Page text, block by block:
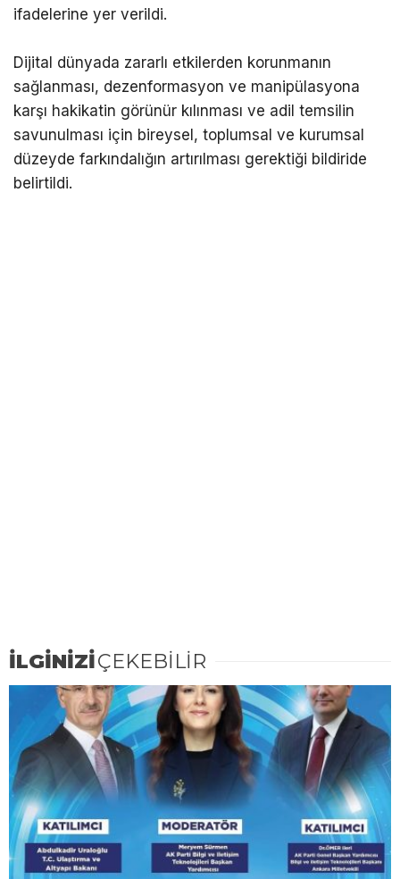
ifadelerine yer verildi.
Dijital dünyada zararlı etkilerden korunmanın
sağlanması, dezenformasyon ve manipülasyona
karşı hakikatin görünür kılınması ve adil temsilin
savunulması için bireysel, toplumsal ve kurumsal
düzeyde farkındalığın artırılması gerektiği bildiride
belirtildi.
İLGİNİZİÇEKEBİLİR